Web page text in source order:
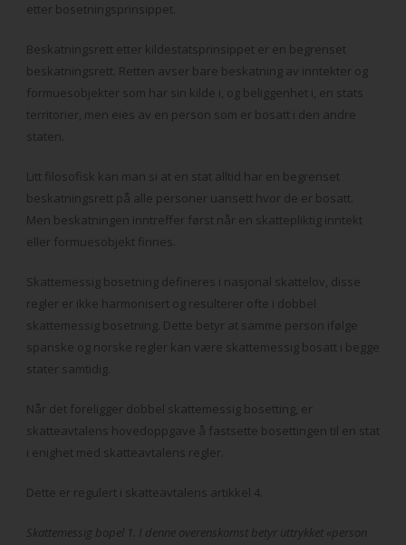
etter bosetningsprinsippet.
Beskatningsrett etter kildestatsprinsippet er en begrenset
beskatningsrett. Retten avser bare beskatning av inntekter og
formuesobjekter som har sin kilde i, og beliggenhet i, en stats
territorier, men eies av en person som er bosatt i den andre
staten.
Litt filosofisk kan man si at en stat alltid har en begrenset
beskatningsrett på alle personer uansett hvor de er bosatt.
Men beskatningen inntreffer først når en skattepliktig inntekt
eller formuesobjekt finnes.
Skattemessig bosetning defineres i nasjonal skattelov, disse
regler er ikke harmonisert og resulterer ofte i dobbel
skattemessig bosetning. Dette betyr at samme person ifølge
spanske og norske regler kan være skattemessig bosatt i begge
stater samtidig.
Når det foreligger dobbel skattemessig bosetting, er
skatteavtalens hovedoppgave å fastsette bosettingen til en stat
i enighet med skatteavtalens regler.
Dette er regulert i skatteavtalens artikkel 4.
Skattemessig bopel 1. I denne overenskomst betyr uttrykket «person